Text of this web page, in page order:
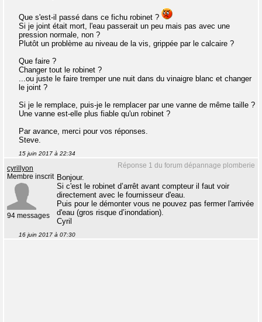
Que s'est-il passé dans ce fichu robinet ?
Si je joint était mort, l'eau passerait un peu mais pas avec une
pression normale, non ?
Plutôt un problème au niveau de la vis, grippée par le calcaire ?
Que faire ?
Changer tout le robinet ?
...ou juste le faire tremper une nuit dans du vinaigre blanc et changer
le joint ?
Si je le remplace, puis-je le remplacer par une vanne de même taille ?
Une vanne est-elle plus fiable qu'un robinet ?
Par avance, merci pour vos réponses.
Steve.
15 juin 2017 à 22:34
Réponse 1 du forum dépannage plomberie
cyrillyon
Membre inscrit
94 messages
Bonjour.
Si c'est le robinet d’arrêt avant compteur il faut voir
directement avec le fournisseur d'eau.
Puis pour le démonter vous ne pouvez pas fermer l'arrivée
d'eau (gros risque d’inondation).
Cyril
16 juin 2017 à 07:30